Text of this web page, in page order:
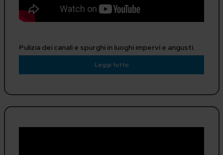
Pulizia dei canali e spurghi in luoghi impervi e angusti.
Leggi tutto